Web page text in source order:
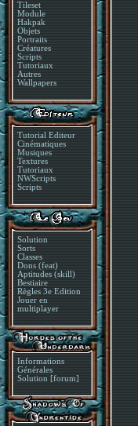
Tileset
Module
Hakpak
Objets
Portraits
Créatures
Scripts
Tutoriaux
Autres
Wallpapers
Tutorial Editeur
Cinématiques
Musiques
Textures
Tutoriaux
NWScripts
Scripts
Solution
Sorts
Classes
Dons (feat)
Aptitudes (skill)
Bestiaire
Règles 3e Edition
Jouer en
multiplayer
Informations
Générales
Solution [forum]